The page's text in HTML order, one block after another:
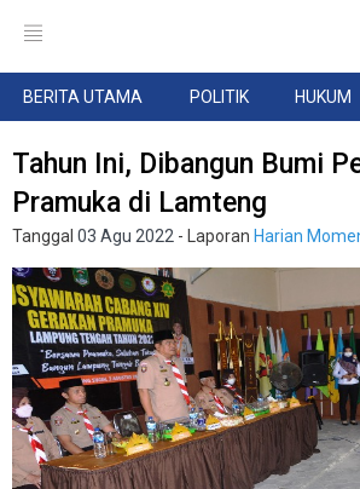
BERITA UTAMA POLITIK HUKUM
Tahun Ini, Dibangun Bumi
Pramuka di Lamteng
Tanggal 03 Agu 2022 - Laporan Harian